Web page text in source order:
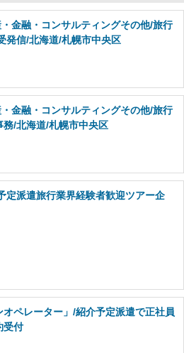
金融・コンサルティングその他/旅行
発信/北海道/札幌市中央区
金融・コンサルティングその他/旅行
務/北海道/札幌市中央区
定派遣旅行業界経験者歓迎ツアー企
ペレーター」/紹介予定派遣で正社員
受付